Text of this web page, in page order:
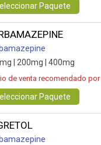
Paquete
| 200mg | 400mg
de venta recomendado
Paquete